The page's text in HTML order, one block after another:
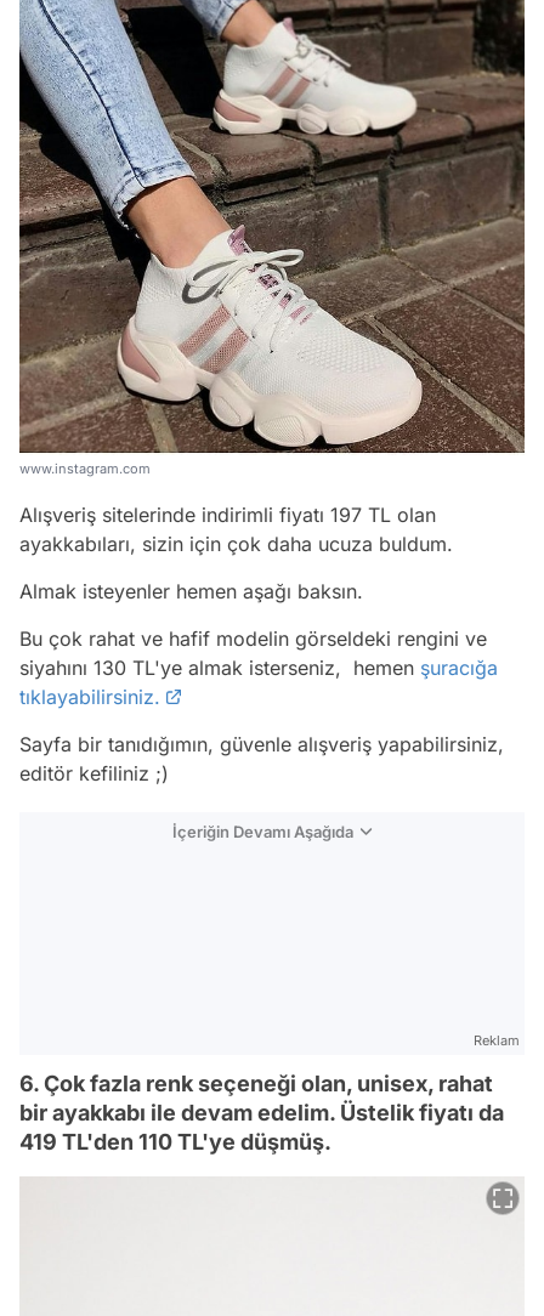
www.instagram.com
Alışveriş sitelerinde indirimli fiyatı 197 TL olan
ayakkabıları, sizin için çok daha ucuza buldum.
Almak isteyenler hemen aşağı baksın.
Bu çok rahat ve hafif modelin görseldeki rengini ve
siyahını 130 TL'ye almak isterseniz, hemen şuracığa
tıklayabilirsiniz.
Sayfa bir tanıdığımın, güvenle alışveriş yapabilirsiniz,
editör kefiliniz ;)
İçeriğin Devamı Aşağıda
Reklam
6. Çok fazla renk seçeneği olan, unisex, rahat
bir ayakkabı ile devam edelim. Üstelik fiyatı da
419 TL'den 110 TL'ye düşmüş.